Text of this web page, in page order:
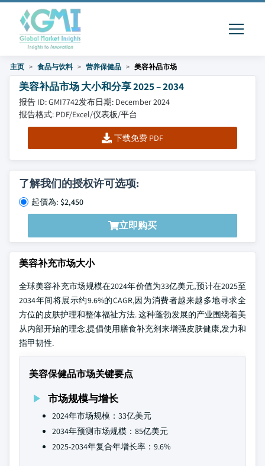
主页 食品与饮料 营养保健品 美容补品市场
美容补品市场 大小和分享 2025 – 2034
报告 ID: GMI7742发布日期: December 2024
报告格式: PDF/Excel/仪表板/平台
下载免费 PDF
了解我们的授权许可选项:
起價為: $2,450
立即购买
美容补充市场大小
全球美容补充市场规模在2024年价值为33亿美元,预计在2025至
2034年间将展示约9.6%的CAGR,因为消费者越来越多地寻求全
方位的皮肤护理和整体福祉方法. 这种蓬勃发展的产业围绕着美
从内部开始的理念,提倡使用膳食补充剂来增强皮肤健康,发力和
指甲韧性.
美容保健品市场关键要点
市场规模与增长
2024年市场规模：33亿美元
2034年预测市场规模：85亿美元
2025-2034年复合年增长率：9.6%